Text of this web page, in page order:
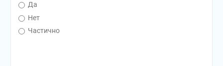
Да
Нет
Частично